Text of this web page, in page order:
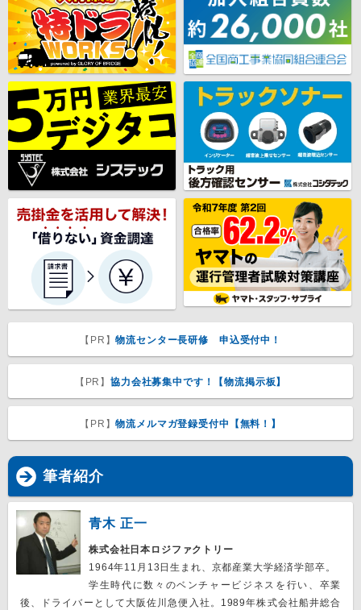
【PR】物流センター長研修 申込受付中！
【PR】協力会社募集中です！【物流掲示板】
【PR】物流メルマガ登録受付中【無料！】
筆者紹介
青木 正一
株式会社日本ロジファクトリー
1964年11月13日生まれ、京都産業大学経済学部卒。
学生時代に数々のベンチャービジネスを行い、卒業
後、ドライバーとして大阪佐川急便入社。1989年株式会社船井総合